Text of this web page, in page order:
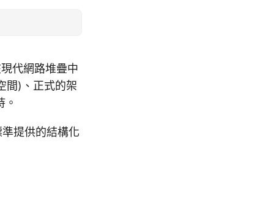
代網路堆疊中
間)、正式的架
提供的結構化